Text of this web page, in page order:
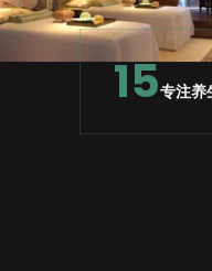
15专注养